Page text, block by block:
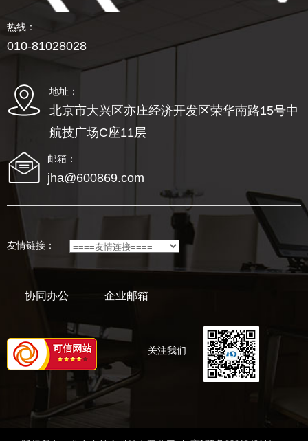
热线：
010-81028028
地址：
北京市大兴区亦庄经济开发区荣华南路15号中
航技广场C座11层
邮箱：
jha@600869.com
友情链接：
协同办公 企业邮箱
关注我们